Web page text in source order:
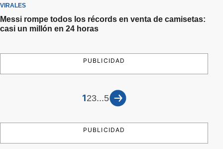
VIRALES
Messi rompe todos los récords en venta de camisetas:
casi un millón en 24 horas
PUBLICIDAD
123...5
PUBLICIDAD